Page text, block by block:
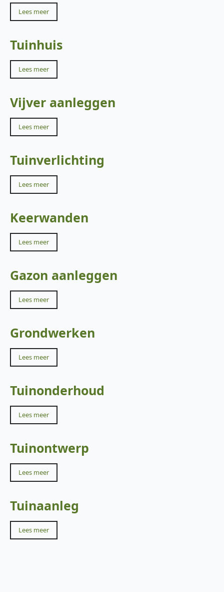
Lees meer
Tuinhuis
Lees meer
Vijver aanleggen
Lees meer
Tuinverlichting
Lees meer
Keerwanden
Lees meer
Gazon aanleggen
Lees meer
Grondwerken
Lees meer
Tuinonderhoud
Lees meer
Tuinontwerp
Lees meer
Tuinaanleg
Lees meer